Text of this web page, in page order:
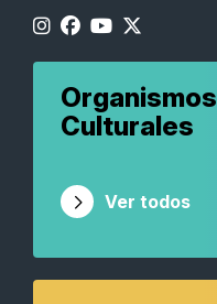
Organismos
Culturales
Ver todos